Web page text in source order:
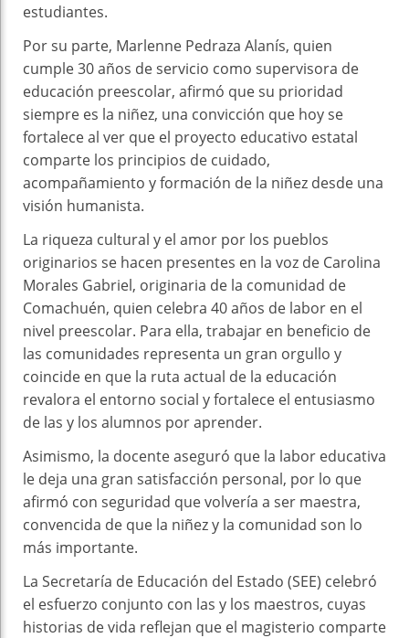
estudiantes.
Por su parte, Marlenne Pedraza Alanís, quien
cumple 30 años de servicio como supervisora de
educación preescolar, afirmó que su prioridad
siempre es la niñez, una convicción que hoy se
fortalece al ver que el proyecto educativo estatal
comparte los principios de cuidado,
acompañamiento y formación de la niñez desde una
visión humanista.
La riqueza cultural y el amor por los pueblos
originarios se hacen presentes en la voz de Carolina
Morales Gabriel, originaria de la comunidad de
Comachuén, quien celebra 40 años de labor en el
nivel preescolar. Para ella, trabajar en beneficio de
las comunidades representa un gran orgullo y
coincide en que la ruta actual de la educación
revalora el entorno social y fortalece el entusiasmo
de las y los alumnos por aprender.
Asimismo, la docente aseguró que la labor educativa
le deja una gran satisfacción personal, por lo que
afirmó con seguridad que volvería a ser maestra,
convencida de que la niñez y la comunidad son lo
más importante.
La Secretaría de Educación del Estado (SEE) celebró
el esfuerzo conjunto con las y los maestros, cuyas
historias de vida reflejan que el magisterio comparte